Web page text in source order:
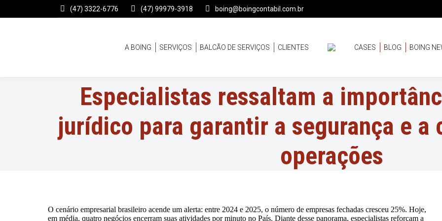
(47) 3322-6776 (47) 99979-3918 boing@boingcontabil.com.br
A BOING SERVIÇOS BALCÃO DE SERVIÇOS CLIENTES CASES BLOG BOING
Especialistas ressaltam a
jurídico para garantir a segurança e a
operações
O cenário empresarial brasileiro acende um alerta: entre 2024 e 2025, o número de empresas fechadas cresceu 25%. Hoje,
em média, quatro negócios encerram suas atividades por minuto no País. Diante desse panorama, especialistas reforçam a